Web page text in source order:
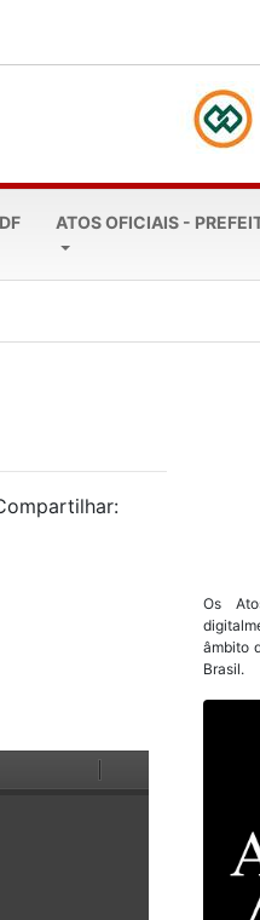
ATOS OFICIAIS -
Os
âmbito
Brasil.